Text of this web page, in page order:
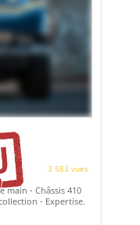
3 583 vues
main - Châssis 410
- Expertise.